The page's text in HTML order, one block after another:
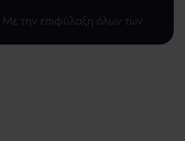
Με την επιφύλαξη όλων των